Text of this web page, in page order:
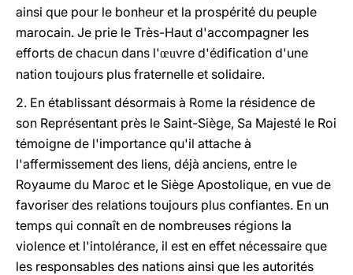
ainsi que pour le bonheur et la prospérité du peuple
marocain. Je prie le Très-Haut d'accompagner les
efforts de chacun dans l'œuvre d'édification d'une
nation toujours plus fraternelle et solidaire.
2. En établissant désormais à Rome la résidence de
son Représentant près le Saint-Siège, Sa Majesté le Roi
témoigne de l'importance qu'il attache à
l'affermissement des liens, déjà anciens, entre le
Royaume du Maroc et le Siège Apostolique, en vue de
favoriser des relations toujours plus confiantes. En un
temps qui connaît en de nombreuses régions la
violence et l'intolérance, il est en effet nécessaire que
les responsables des nations ainsi que les autorités